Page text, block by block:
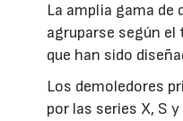
La amplia gama de
agruparse según
que han sido
Los demoledores
por las series X, S